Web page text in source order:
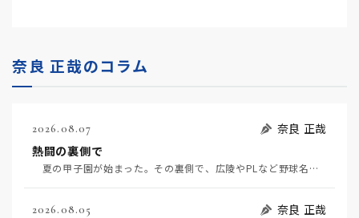
奈良 正哉のコラム
2026.08.07
奈良 正哉
熱闘の裏側で
夏の甲子園が始まった。その裏側で、広陵やPLなど野球名門校（だった）の不祥事のその後について、「熱…
2026.08.05
奈良 正哉